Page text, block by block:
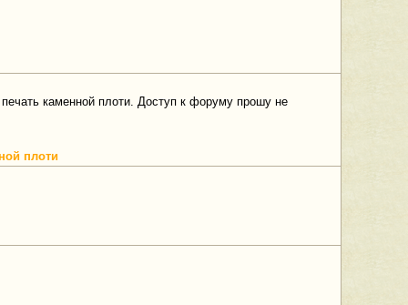
каменной плоти. Доступ к форуму прошу не
плоти